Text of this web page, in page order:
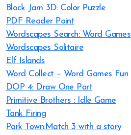
Block Jam 3D: Color Puzzle
PDF Reader Point
Wordscapes Search: Word Games
Wordscapes Solitaire
Elf Islands
Word Collect – Word Games Fun
DOP 4: Draw One Part
Primitive Brothers : Idle Game
Tank Firing
Park Town:Match 3 with a story